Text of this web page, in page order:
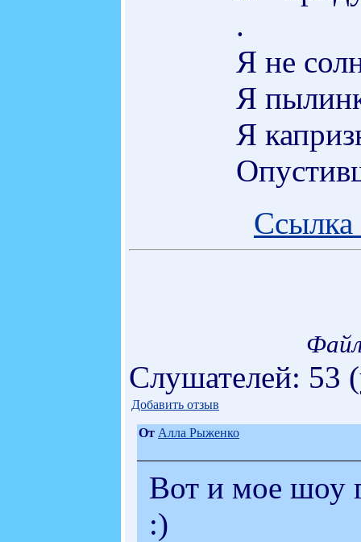
.
Я не
Я
Я
Ссылка
Слушателей: 53
Добавить отзыв
От Алла Рыженко
Вот и мое шоу
:)